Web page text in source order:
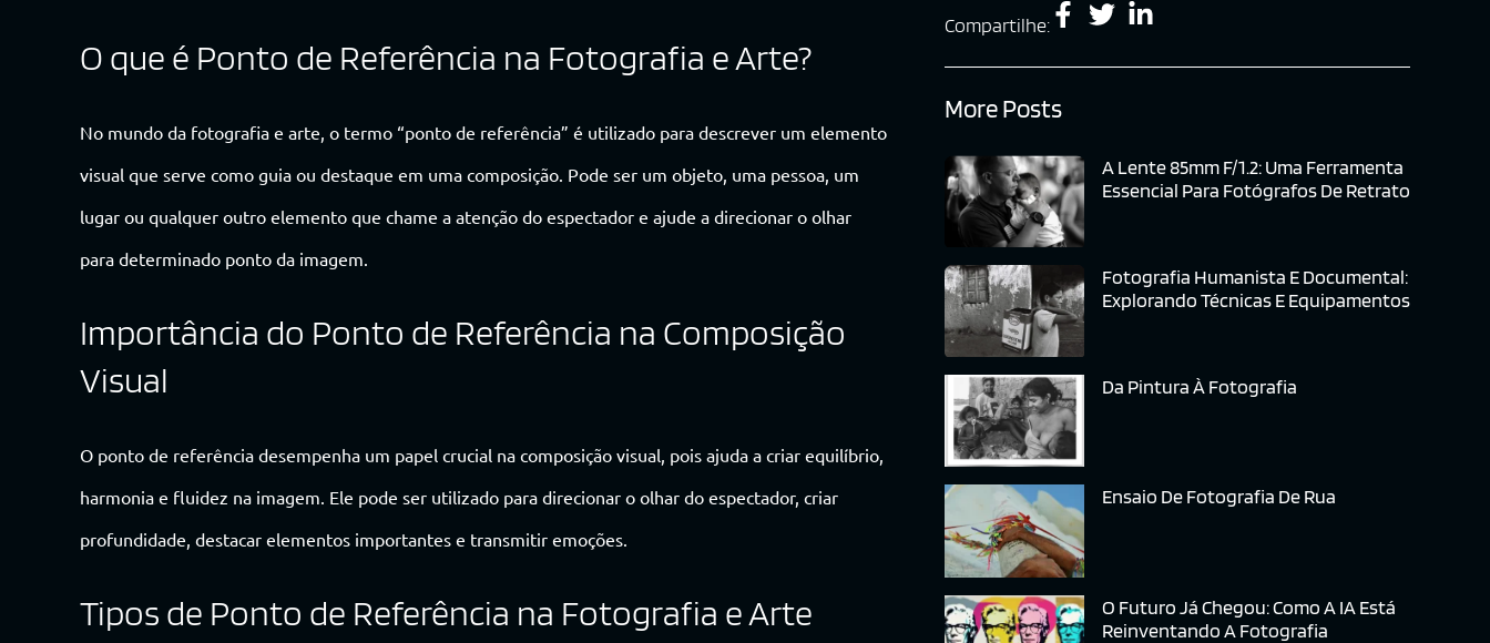
O que é Ponto de Referência na Fotografia e Arte?
No mundo da fotografia e arte, o termo “ponto de referência” é utilizado para descrever um elemento
visual que serve como guia ou destaque em uma composição. Pode ser um objeto, uma pessoa, um
lugar ou qualquer outro elemento que chame a atenção do espectador e ajude a direcionar o olhar
para determinado ponto da imagem.
Importância do Ponto de Referência na Composição
Visual
O ponto de referência desempenha um papel crucial na composição visual, pois ajuda a criar equilíbrio,
harmonia e fluidez na imagem. Ele pode ser utilizado para direcionar o olhar do espectador, criar
profundidade, destacar elementos importantes e transmitir emoções.
Tipos de Ponto de Referência na Fotografia e Arte
Compartilhe:
More Posts
A Lente 85mm F/1.2: Uma Ferramenta
Essencial Para Fotógrafos De Retrato
Fotografia Humanista E Documental:
Explorando Técnicas E Equipamentos
Da Pintura À Fotografia
Ensaio De Fotografia De Rua
O Futuro Já Chegou: Como A IA Está
Reinventando A Fotografia